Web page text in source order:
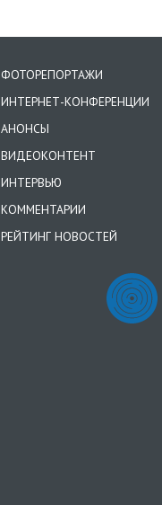
ФОТОРЕПОРТАЖИ
ИНТЕРНЕТ-КОНФЕРЕНЦИИ
АНОНСЫ
ВИДЕОКОНТЕНТ
ИНТЕРВЬЮ
КОММЕНТАРИИ
РЕЙТИНГ НОВОСТЕЙ